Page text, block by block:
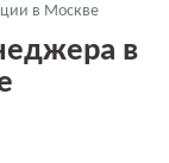
в Москве
в